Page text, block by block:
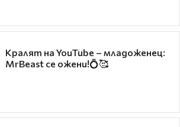
Кралят на YouTube – младоженец:
MrBeast се ожени!💍🥰